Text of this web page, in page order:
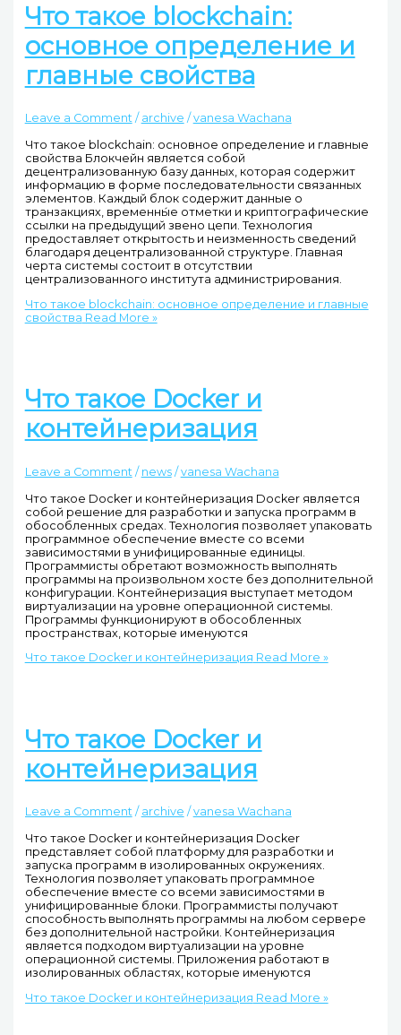
Что такое blockchain:
основное определение и
главные свойства
Leave a Comment / archive / vanesa Wachana
Что такое blockchain: основное определение и главные
свойства Блокчейн является собой
децентрализованную базу данных, которая содержит
информацию в форме последовательности связанных
элементов. Каждый блок содержит данные о
транзакциях, временны́е отметки и криптографические
ссылки на предыдущий звено цепи. Технология
предоставляет открытость и неизменность сведений
благодаря децентрализованной структуре. Главная
черта системы состоит в отсутствии
централизованного института администрирования.
Что такое blockchain: основное определение и главные
свойства Read More »
Что такое Docker и
контейнеризация
Leave a Comment / news/ vanesa Wachana
Что такое Docker и контейнеризация Docker является
собой решение для разработки и запуска программ в
обособленных средах. Технология позволяет упаковать
программное обеспечение вместе со всеми
зависимостями в унифицированные единицы.
Программисты обретают возможность выполнять
программы на произвольном хосте без дополнительной
конфигурации. Контейнеризация выступает методом
виртуализации на уровне операционной системы.
Программы функционируют в обособленных
пространствах, которые именуются
Что такое Docker и контейнеризация Read More »
Что такое Docker и
контейнеризация
Leave a Comment / archive / vanesa Wachana
Что такое Docker и контейнеризация Docker
представляет собой платформу для разработки и
запуска программ в изолированных окружениях.
Технология позволяет упаковать программное
обеспечение вместе со всеми зависимостями в
унифицированные блоки. Программисты получают
способность выполнять программы на любом сервере
без дополнительной настройки. Контейнеризация
является подходом виртуализации на уровне
операционной системы. Приложения работают в
изолированных областях, которые именуются
Что такое Docker и контейнеризация Read More »